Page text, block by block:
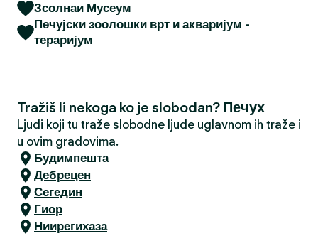
Зсолнаи Мусеум
Печујски зоолошки врт и акваријум -
тераријум
Tražiš li nekoga ko je slobodan? Печух
Ljudi koji tu traže slobodne ljude uglavnom ih traže i
u ovim gradovima.
Будимпешта
Дебрецен
Сегедин
Гиор
Ниирегихаза